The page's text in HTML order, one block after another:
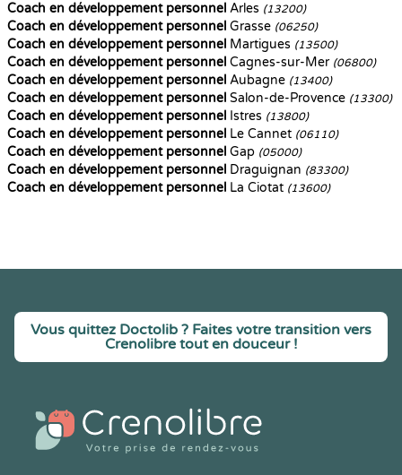
Coach en développement personnel Arles (13200)
Coach en développement personnel Grasse (06250)
Coach en développement personnel Martigues (13500)
Coach en développement personnel Cagnes-sur-Mer (06800)
Coach en développement personnel Aubagne (13400)
Coach en développement personnel Salon-de-Provence (13300)
Coach en développement personnel Istres (13800)
Coach en développement personnel Le Cannet (06110)
Coach en développement personnel Gap (05000)
Coach en développement personnel Draguignan (83300)
Coach en développement personnel La Ciotat (13600)
Vous quittez Doctolib ? Faites votre transition vers
Crenolibre tout en douceur !